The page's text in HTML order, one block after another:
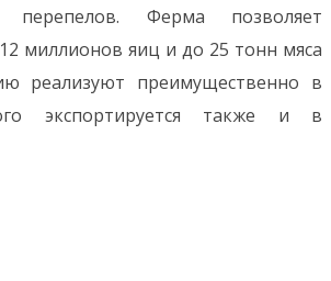
Ферма позволяет
миллионов яиц и до 25 тонн мяса
реализуют преимущественно в
экспортируется также и в